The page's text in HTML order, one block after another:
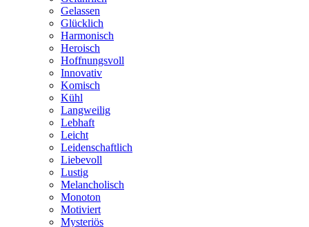
Gelassen
Glücklich
Harmonisch
Heroisch
Hoffnungsvoll
Innovativ
Komisch
Kühl
Langweilig
Lebhaft
Leicht
Leidenschaftlich
Liebevoll
Lustig
Melancholisch
Monoton
Motiviert
Mysteriös